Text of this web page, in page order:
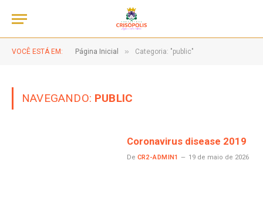
VOCÊ ESTÁ EM: Página Inicial » Categoria: "public"
NAVEGANDO: PUBLIC
Coronavirus disease 2019
De CR2-ADMIN1 19 de maio de 2026